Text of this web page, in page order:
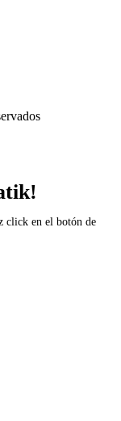
click en el botón de